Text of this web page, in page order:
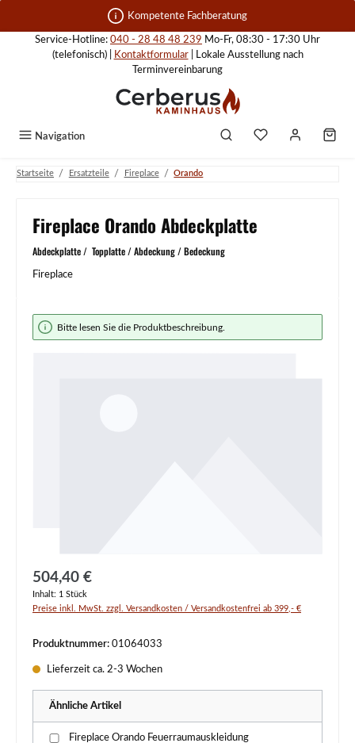
Zum Hauptinhalt springen Kompetente Fachberatung
Service-Hotline: 040 - 28 48 48 239 Mo-Fr, 08:30 - 17:30 Uhr
(telefonisch) |
Kontaktformular| Lokale Ausstellung nach
Terminvereinbarung
Navigation
Startseite / Ersatzteile / Fireplace / Orando
Fireplace Orando Abdeckplatte
Abdeckplatte / Topplatte / Abdeckung / Bedeckung
Fireplace
Bildergalerie überspringen
Bitte lesen Sie die Produktbeschreibung.
Regulärer Preis:
504,40 €
Inhalt: 1 Stück
Preise inkl. MwSt. zzgl. Versandkosten / Versandkostenfrei ab 399,- €
Produktnummer: 01064033
Lieferzeit ca. 2-3 Wochen
Ähnliche Artikel
Fireplace Orando Feuerraumauskleidung